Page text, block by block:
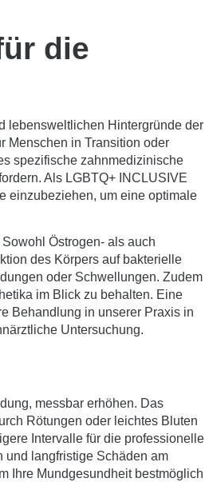
die
lebensweltlichen Hintergründe der
Menschen in Transition oder
spezifische zahnmedizinische
Als LGBTQ+ INCLUSIVE
einzubeziehen, um eine optimale
Östrogen- als auch
des Körpers auf bakterielle
oder Schwellungen. Zudem
im Blick zu behalten. Eine
Behandlung in unserer Praxis in
Untersuchung.
messbar erhöhen. Das
Rötungen oder leichtes Bluten
Intervalle für die professionelle
und langfristige Schäden am
Ihre Mundgesundheit bestmöglich